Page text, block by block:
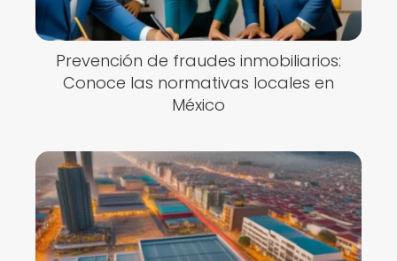
Prevención de fraudes inmobiliarios:
Conoce las normativas locales en
México